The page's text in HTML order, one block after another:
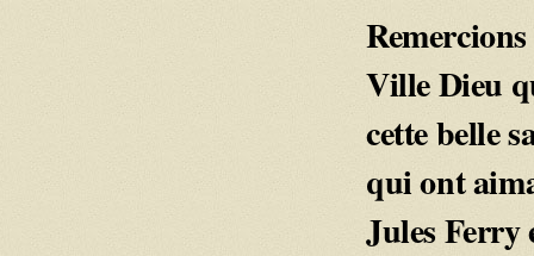
Ville Dieu
cette belle
qui ont
Jules Ferry